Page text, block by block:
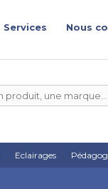
Services
Nous
Eclairages